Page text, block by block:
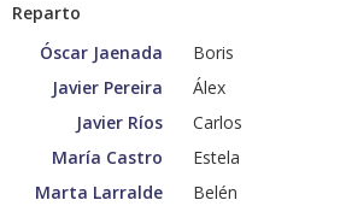
Reparto
Óscar Jaenada
Boris
Javier Pereira
Álex
Javier Ríos
Carlos
María Castro
Estela
Marta Larralde
Belén